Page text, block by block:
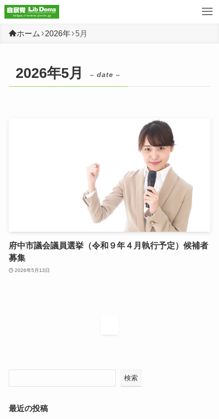
ホーム 2026年 5月
2026年5月 – date –
府中市議会議員選挙（令和９年４月執行予定）候補者
募集
2026年5月13日
検索
最近の投稿